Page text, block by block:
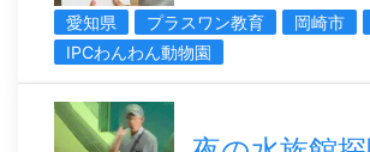
愛知県 プラスワン教育 岡崎市
IPCわんわん動物園